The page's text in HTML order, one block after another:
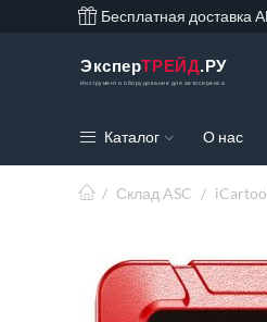
Бесплатная
ЭксперТРЕЙД.РУ
Инструмент и оборудование для автосервиса
Каталог О нас
/ Склад ASC /